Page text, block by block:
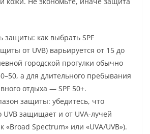
как выбрать SPF
от UVB) варьируется от 15 до
городской прогулки обычно
а для длительного пребывания
отдыха — SPF 50+.
защиты: убедитесь, что
UVB защищает и от UVA-лучей
«Broad Spectrum» или «UVA/UVB»).